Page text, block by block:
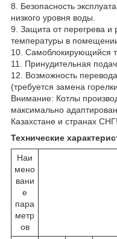
8. Безопасность
низкого уровня воды.
9. Защита от перегрева и
температуры в
10. Самоблокирующийся
11. Принудительная
12. Возможность
(требуется замена
Внимание: Котлы
максимально
Казахстане и странах СНГ!
Технические
Наи
мено
вани
е
пара
метр
ов